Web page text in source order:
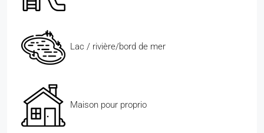
Lac / rivière/bord de mer
Maison pour proprio